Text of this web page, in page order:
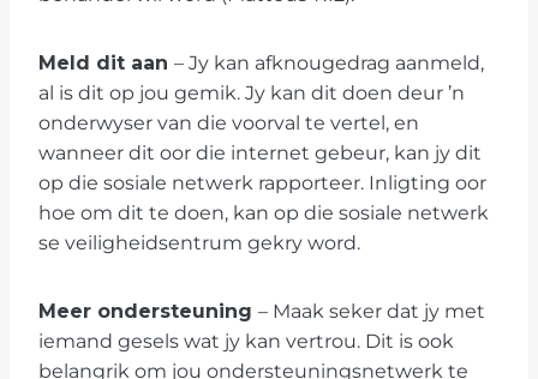
Meld dit aan – Jy kan afknougedrag aanmeld,
al is dit op jou gemik. Jy kan dit doen deur ’n
onderwyser van die voorval te vertel, en
wanneer dit oor die internet gebeur, kan jy dit
op die sosiale netwerk rapporteer. Inligting oor
hoe om dit te doen, kan op die sosiale netwerk
se veiligheidsentrum gekry word.
Meer ondersteuning – Maak seker dat jy met
iemand gesels wat jy kan vertrou. Dit is ook
belangrik om jou ondersteuningsnetwerk te